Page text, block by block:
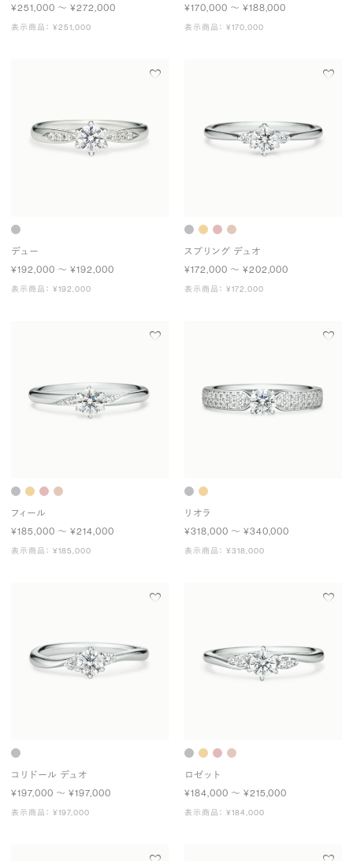
¥251,000 〜 ¥272,000
表示商品： ¥251,000
¥170,000 〜 ¥188,000
表示商品： ¥170,000
デュー
¥192,000 〜 ¥192,000
表示商品： ¥192,000
スプリング デュオ
¥172,000 〜 ¥202,000
表示商品： ¥172,000
フィール
¥185,000 〜 ¥214,000
表示商品： ¥185,000
リオラ
¥318,000 〜 ¥340,000
表示商品： ¥318,000
コリドール デュオ
¥197,000 〜 ¥197,000
表示商品： ¥197,000
ロゼット
¥184,000 〜 ¥215,000
表示商品： ¥184,000